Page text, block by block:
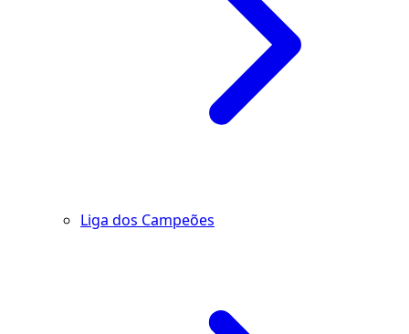
Liga dos Campeões